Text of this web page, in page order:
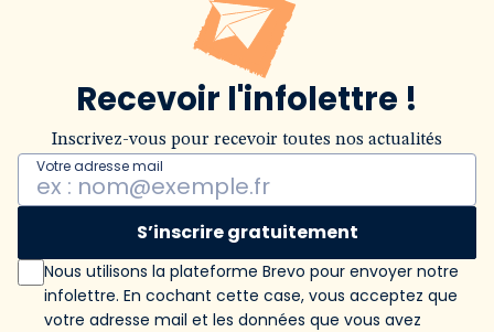
Recevoir l'infolettre !
Inscrivez-vous pour recevoir toutes nos actualités
Votre adresse mail
S’inscrire gratuitement
Nous utilisons la plateforme Brevo pour envoyer notre
infolettre. En cochant cette case, vous acceptez que
votre adresse mail et les données que vous avez